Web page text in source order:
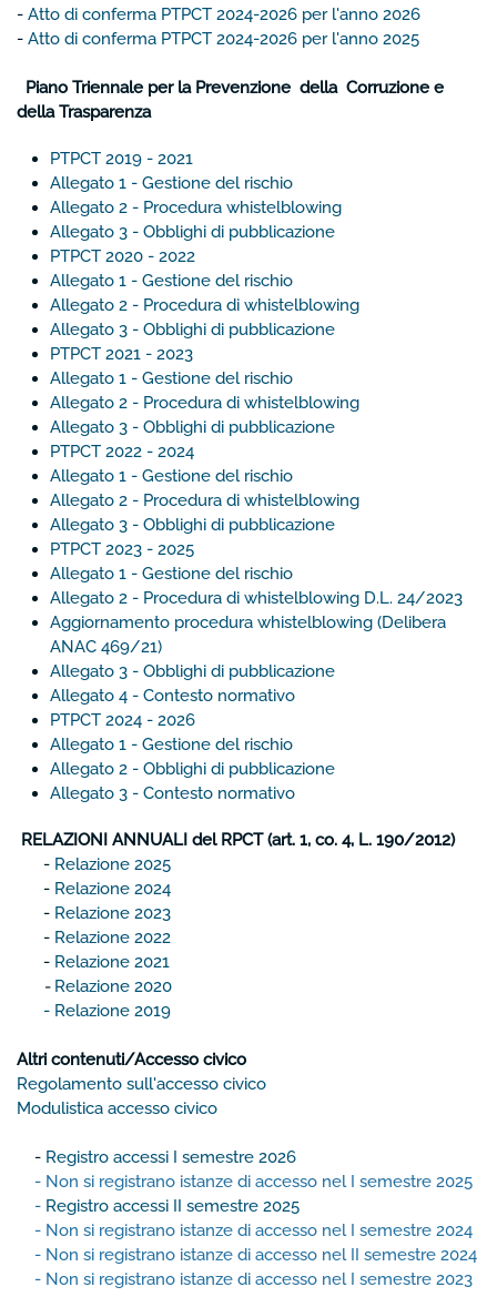
- Atto di conferma PTPCT 2024-2026 per l'anno 2026
- Atto di conferma PTPCT 2024-2026 per l'anno 2025
Piano Triennale per la Prevenzione della Corruzione e
della Trasparenza
PTPCT 2019 - 2021
Allegato 1 - Gestione del rischio
Allegato 2 - Procedura whistelblowing
Allegato 3 - Obblighi di pubblicazione
PTPCT 2020 - 2022
Allegato 1 - Gestione del rischio
Allegato 2 - Procedura di whistelblowing
Allegato 3 - Obblighi di pubblicazione
PTPCT 2021 - 2023
Allegato 1 - Gestione del rischio
Allegato 2 - Procedura di whistelblowing
Allegato 3 - Obblighi di pubblicazione
PTPCT 2022 - 2024
Allegato 1 - Gestione del rischio
Allegato 2 - Procedura di whistelblowing
Allegato 3 - Obblighi di pubblicazione
PTPCT 2023 - 2025
Allegato 1 - Gestione del rischio
Allegato 2 - Procedura di whistelblowing D.L. 24/2023
Aggiornamento procedura whistelblowing (Delibera
ANAC 469/21)
Allegato 3 - Obblighi di pubblicazione
Allegato 4 - Contesto normativo
PTPCT 2024 - 2026
Allegato 1 - Gestione del rischio
Allegato 2 - Obblighi di pubblicazione
Allegato 3 - Contesto normativo
RELAZIONI ANNUALI del RPCT (art. 1, co. 4, L. 190/2012)
- Relazione 2025
- Relazione 2024
- Relazione 2023
- Relazione 2022
- Relazione 2021
- Relazione 2020
- Relazione 2019
Altri contenuti/Accesso civico
Regolamento sull'accesso civico
Modulistica accesso civico
- Registro accessi I semestre 2026
- Non si registrano istanze di accesso nel I semestre 2025
- Registro accessi II semestre 2025
- Non si registrano istanze di accesso nel I semestre 2024
- Non si registrano istanze di accesso nel II semestre 2024
- Non si registrano istanze di accesso nel I semestre 2023